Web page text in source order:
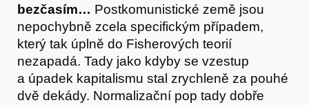
O nás
bezčasím… Postkomunistické země jsou
nepochybně zcela specifickým případem,
který tak úplně do Fisherových teorií
nezapadá. Tady jako kdyby se vzestup
a úpadek kapitalismu stal zrychleně za pouhé
dvě dekády. Normalizační pop tady dobře